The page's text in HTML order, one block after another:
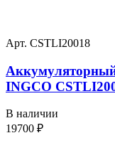
Арт. CSTLI20018
INGCO
В наличии
19700 ₽